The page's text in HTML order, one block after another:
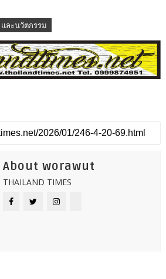
ละนวัตกรรม
About worawut
THAILAND TIMES